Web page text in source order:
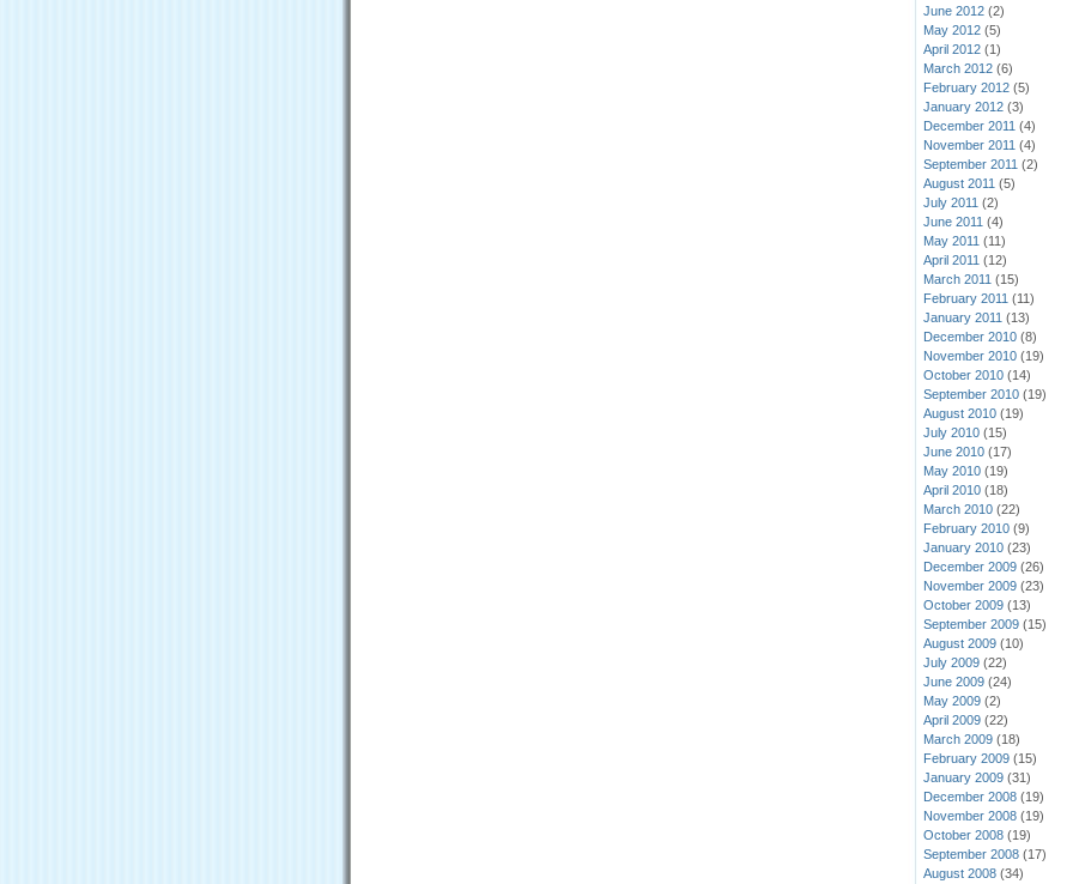
June 2012 (2)
May 2012 (5)
April 2012 (1)
March 2012 (6)
February 2012 (5)
January 2012 (3)
December 2011 (4)
November 2011 (4)
September 2011 (2)
August 2011 (5)
July 2011 (2)
June 2011 (4)
May 2011 (11)
April 2011 (12)
March 2011 (15)
February 2011 (11)
January 2011 (13)
December 2010 (8)
November 2010 (19)
October 2010 (14)
September 2010 (19)
August 2010 (19)
July 2010 (15)
June 2010 (17)
May 2010 (19)
April 2010 (18)
March 2010 (22)
February 2010 (9)
January 2010 (23)
December 2009 (26)
November 2009 (23)
October 2009 (13)
September 2009 (15)
August 2009 (10)
July 2009 (22)
June 2009 (24)
May 2009 (2)
April 2009 (22)
March 2009 (18)
February 2009 (15)
January 2009 (31)
December 2008 (19)
November 2008 (19)
October 2008 (19)
September 2008 (17)
August 2008 (34)